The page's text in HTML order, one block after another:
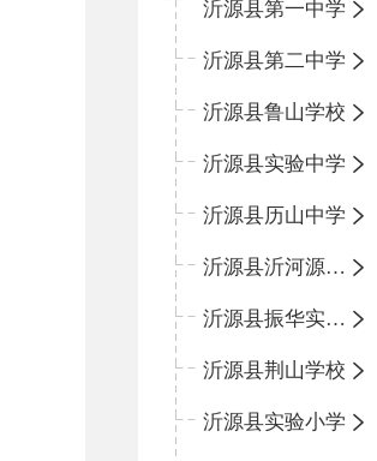
沂源县第一中学
沂源县第二中学
沂源县鲁山学校
沂源县实验中学
沂源县历山中学
沂源县沂河源学校
沂源县振华实验学校
沂源县荆山学校
沂源县实验小学